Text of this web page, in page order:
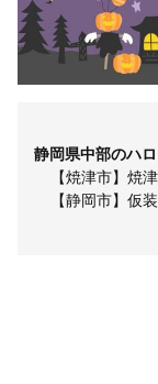
静岡県中部のハ
【焼津市】焼
【静岡市】仮